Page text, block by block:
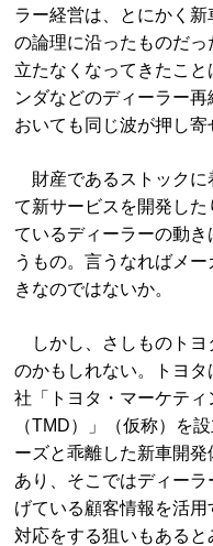
ラー経営は、とにかく
の論理に沿ったものだ
立たなくなってきたこ
ンダなどのディーラー
おいても同じ波が押し寄
財産であるストックに
て新サービスを開発し
ているディーラーの動
うもの。言うなればメ
きなのではないか。
しかし、さしものトヨ
のかもしれない。トヨ
社「トヨタ・マーケティ
（TMD）」（仮称）を
ーズと乖離した新車開
あり、そこではディー
げている顧客情報を活
対応をする狙いもある